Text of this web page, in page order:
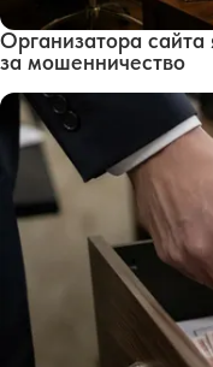
Организатора сайта
за мошенничество